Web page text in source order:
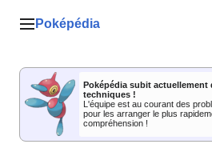
Menu principal
Poképédia
Poképédia subit
techniques !
L'équipe est au courant des
pour les arranger le plus
compréhension !